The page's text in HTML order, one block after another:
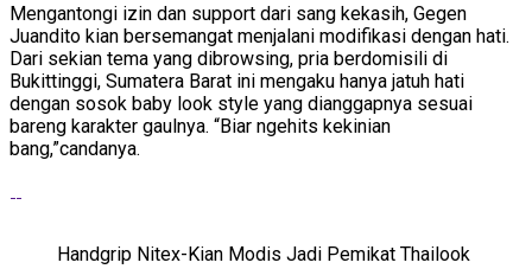
Mengantongi izin dan support dari sang kekasih, Gegen
Juandito kian bersemangat menjalani modifikasi dengan hati.
Dari sekian tema yang dibrowsing, pria berdomisili di
Bukittinggi, Sumatera Barat ini mengaku hanya jatuh hati
dengan sosok baby look style yang dianggapnya sesuai
bareng karakter gaulnya. “Biar ngehits kekinian
bang,”candanya.
Handgrip Nitex-Kian Modis Jadi Pemikat Thailook